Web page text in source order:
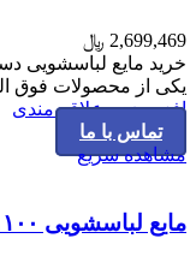
2,699,469 ﷼
خرید مایع لباسشویی
یکی از محصولات فوق
افزودن به علاقه مندی
تماس با ما
مشاهده سریع
مایع لباسشویی ۱۱۰۰ گرم آبی پرسیل